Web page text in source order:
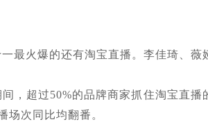
最火爆的还有淘宝直播。李佳琦、
，超过50%的品牌商家抓住淘宝直
场次同比均翻番。